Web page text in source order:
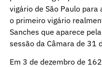
vigário de São Paulo
o primeiro vigário
Sanches que aparece
sessão da Câmara de 31
Em 3 de dezembro de